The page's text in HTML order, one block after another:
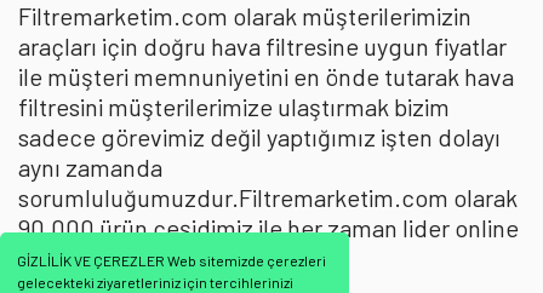
GİZLİLİK VE ÇEREZLER Web sitemizde çerezleri
gelecekteki ziyaretleriniz için tercihlerinizi
Filtremarketim.com olarak müşterilerimizin
araçları için doğru hava filtresine uygun fiyatlar
ile müşteri memnuniyetini en önde tutarak hava
filtresini müşterilerimize ulaştırmak bizim
sadece görevimiz değil yaptığımız işten dolayı
aynı zamanda
sorumluluğumuzdur.Filtremarketim.com olarak
90.000 ürün çeşidimiz ile her zaman lider online
filtre satıcısıyız.